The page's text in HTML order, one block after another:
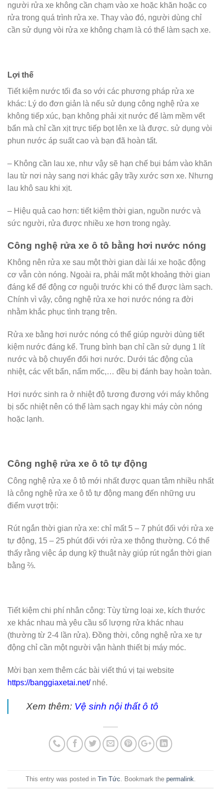
người rửa xe không cần chạm vào xe hoặc khăn hoặc cọ
rửa trong quá trình rửa xe. Thay vào đó, người dùng chỉ
cần sử dụng vòi rửa xe không chạm là có thể làm sạch xe.
Lợi thế
Tiết kiệm nước tối đa so với các phương pháp rửa xe
khác: Lý do đơn giản là nếu sử dụng công nghệ rửa xe
không tiếp xúc, bạn không phải xịt nước để làm mềm vết
bẩn mà chỉ cần xịt trực tiếp bọt lên xe là được. sử dụng vòi
phun nước áp suất cao và bạn đã hoàn tất.
– Không cần lau xe, như vậy sẽ hạn chế bụi bám vào khăn
lau từ nơi này sang nơi khác gây trầy xước sơn xe. Nhưng
lau khô sau khi xịt.
– Hiệu quả cao hơn: tiết kiệm thời gian, nguồn nước và
sức người, rửa được nhiều xe hơn trong ngày.
Công nghệ rửa xe ô tô bằng hơi nước nóng
Không nên rửa xe sau một thời gian dài lái xe hoặc động
cơ vẫn còn nóng. Ngoài ra, phải mất một khoảng thời gian
đáng kể để động cơ nguội trước khi có thể được làm sạch.
Chính vì vậy, công nghệ rửa xe hơi nước nóng ra đời
nhằm khắc phục tình trạng trên.
Rửa xe bằng hơi nước nóng có thể giúp người dùng tiết
kiệm nước đáng kể. Trung bình bạn chỉ cần sử dụng 1 lít
nước và bộ chuyển đổi hơi nước. Dưới tác động của
nhiệt, các vết bẩn, nấm mốc,… đều bị đánh bay hoàn toàn.
Hơi nước sinh ra ở nhiệt độ tương đương với máy không
bị sốc nhiệt nên có thể làm sạch ngay khi máy còn nóng
hoặc lạnh.
Công nghệ rửa xe ô tô tự động
Công nghệ rửa xe ô tô mới nhất được quan tâm nhiều nhất
là công nghệ rửa xe ô tô tự động mang đến những ưu
điểm vượt trội:
Rút ngắn thời gian rửa xe: chỉ mất 5 – 7 phút đối với rửa xe
tự động, 15 – 25 phút đối với rửa xe thông thường. Có thể
thấy rằng việc áp dụng kỹ thuật này giúp rút ngắn thời gian
bằng ⅔.
Tiết kiệm chi phí nhân công: Tùy từng loại xe, kích thước
xe khác nhau mà yêu cầu số lượng rửa khác nhau
(thường từ 2-4 lần rửa). Đồng thời, công nghệ rửa xe tự
động chỉ cần một người vận hành thiết bị máy móc.
Mời bạn xem thêm các bài viết thú vị tại website
https://banggiaxetai.net/nhé.
Xem thêm: Vệ sinh nội thất ô tô
This entry was posted in Tin Tức . Bookmark the permalink